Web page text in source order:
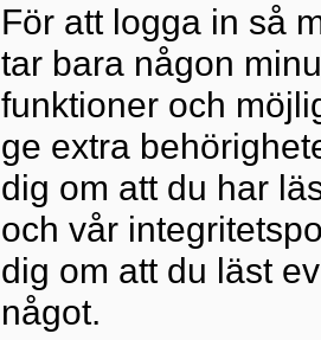
För att logga in så
tar bara någon
funktioner och
ge extra
dig om att du har
och vår
dig om att du läst
något.